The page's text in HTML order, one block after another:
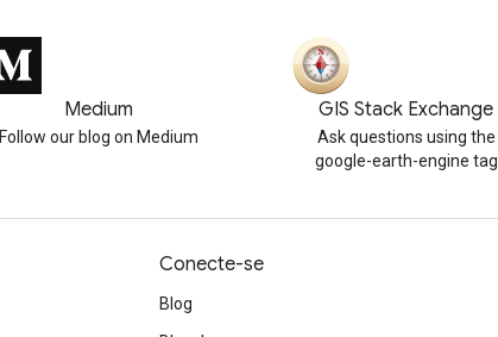
Medium
Follow our blog on Medium
GIS Stack Exchange
Ask questions using the
google-earth-engine tag
Conecte-se
Blog